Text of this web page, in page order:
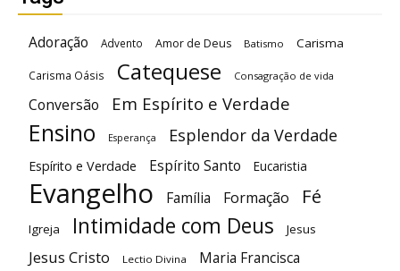
Adoração Advento Amor de Deus Batismo Carisma
Carisma Oásis Catequese Consagração de vida
Conversão Em Espírito e Verdade
Ensino Esperança Esplendor da Verdade
Espírito e Verdade Espírito Santo Eucaristia
Evangelho Família Formação Fé
Igreja Intimidade com Deus Jesus
Jesus Cristo Lectio Divina Maria Francisca